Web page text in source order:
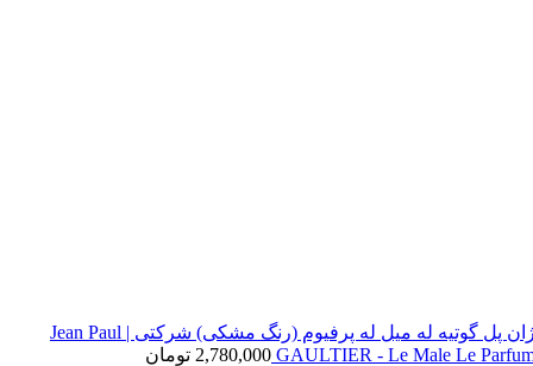
ژان پل گوتیه له میل له پرفیوم (رنگ مشکی) شرکتی | Jean Paul
GAULTIER - Le Male Le
2,780,000 تومان